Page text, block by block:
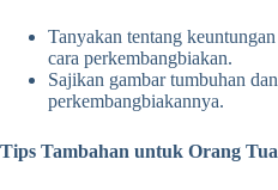
Tanyakan tentang
cara perkembangbiakan.
Sajikan gambar tumbuhan
perkembangbiakannya.
Tips Tambahan untuk Orang